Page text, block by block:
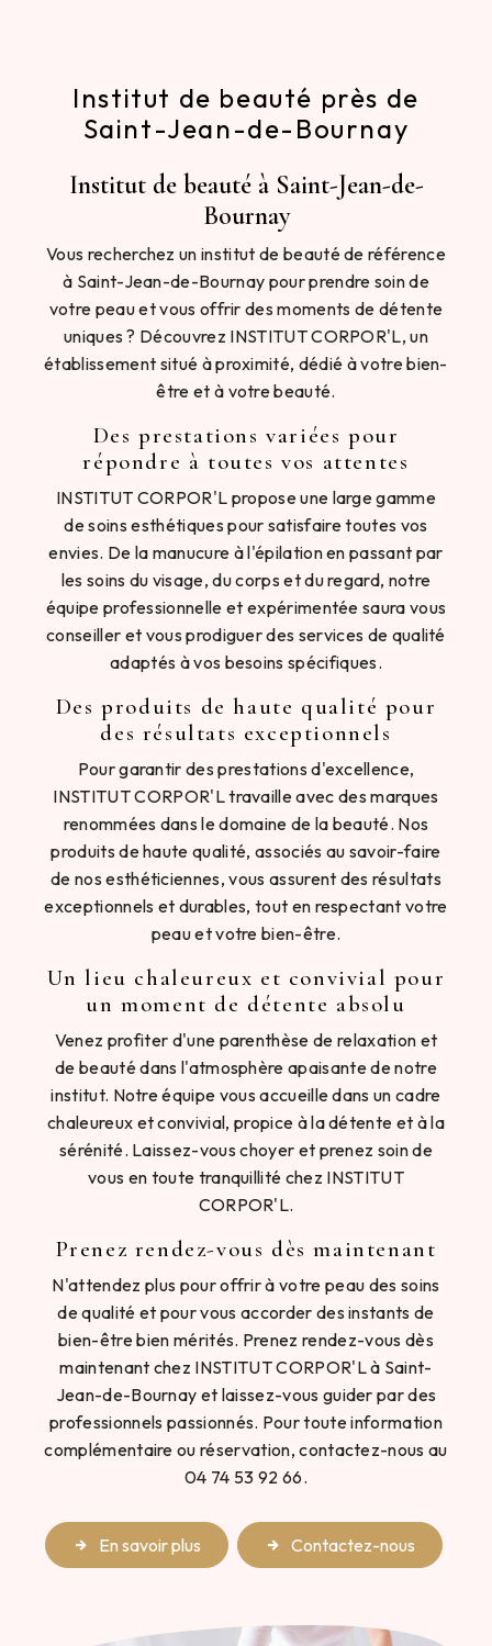
Institut de beauté près de
Saint-Jean-de-Bournay
Institut de beauté à Saint-Jean-de-
Bournay
Vous recherchez un institut de beauté de référence
à Saint-Jean-de-Bournay pour prendre soin de
votre peau et vous offrir des moments de détente
uniques ? Découvrez INSTITUT CORPOR'L, un
établissement situé à proximité, dédié à votre bien-
être et à votre beauté.
Des prestations variées pour
répondre à toutes vos attentes
INSTITUT CORPOR'L propose une large gamme
de soins esthétiques pour satisfaire toutes vos
envies. De la manucure à l'épilation en passant par
les soins du visage, du corps et du regard, notre
équipe professionnelle et expérimentée saura vous
conseiller et vous prodiguer des services de qualité
adaptés à vos besoins spécifiques.
Des produits de haute qualité pour
des résultats exceptionnels
Pour garantir des prestations d'excellence,
INSTITUT CORPOR'L travaille avec des marques
renommées dans le domaine de la beauté. Nos
produits de haute qualité, associés au savoir-faire
de nos esthéticiennes, vous assurent des résultats
exceptionnels et durables, tout en respectant votre
peau et votre bien-être.
Un lieu chaleureux et convivial pour
un moment de détente absolu
Venez profiter d'une parenthèse de relaxation et
de beauté dans l'atmosphère apaisante de notre
institut. Notre équipe vous accueille dans un cadre
chaleureux et convivial, propice à la détente et à la
sérénité. Laissez-vous choyer et prenez soin de
vous en toute tranquillité chez INSTITUT
CORPOR'L.
Prenez rendez-vous dès maintenant
N'attendez plus pour offrir à votre peau des soins
de qualité et pour vous accorder des instants de
bien-être bien mérités. Prenez rendez-vous dès
maintenant chez INSTITUT CORPOR'L à Saint-
Jean-de-Bournay et laissez-vous guider par des
professionnels passionnés. Pour toute information
complémentaire ou réservation, contactez-nous au
04 74 53 92 66.
En savoir plus Contactez-nous